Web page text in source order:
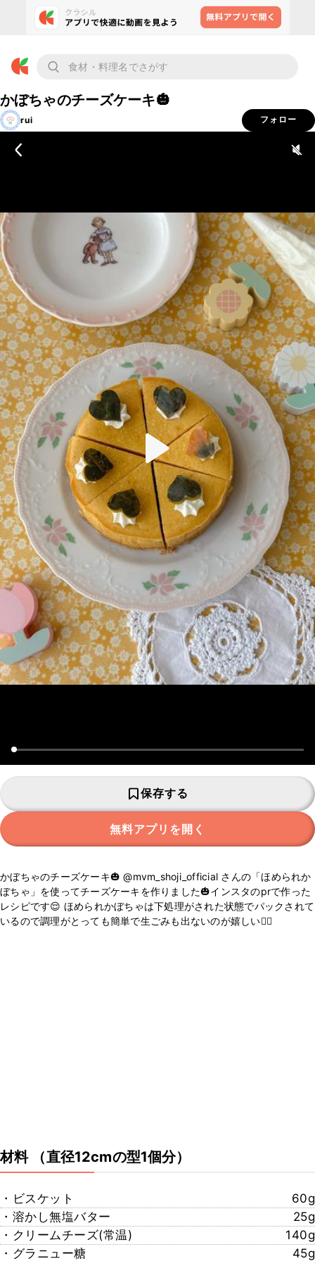
かぼちゃのチーズケーキ🎃
rui フォロー
保存する
無料アプリを開く
かぼちゃのチーズケーキ🎃 @mvm_shoji_official さんの「ほめられか
ぼちゃ」を使ってチーズケーキを作りました🎃インスタのprで作った
レシピです😌 ほめられかぼちゃは下処理がされた状態でパックされて
いるので調理がとっても簡単で生ごみも出ないのが嬉しい🙆‍♀️
材料 （直径12cmの型1個分）
・ビスケット
60g
・溶かし無塩バター
25g
・クリームチーズ(常温)
140g
・グラニュー糖
45g